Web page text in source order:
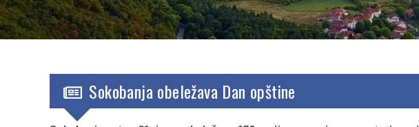
Sokobanja obeležava Dan opštine